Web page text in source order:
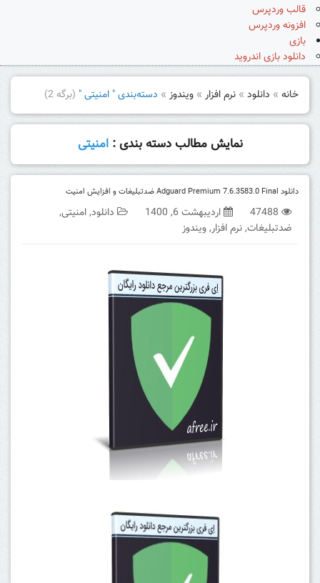
قالب وردپرس
افزونه وردپرس
بازی
دانلود بازی اندروید
خانه » دانلود » نرم افزار » ویندوز » دسته‌بندی " امنیتی " (برگه 2)
نمایش مطالب دسته بندی :امنیتی
دانلود Adguard Premium 7.6.3583.0 Final ضدتبلیغات و افزایش امنیت
47488 اردیبهشت 6, 1400 دانلود,امنیتی,
ضدتبلیغات,نرم افزار,ویندوز